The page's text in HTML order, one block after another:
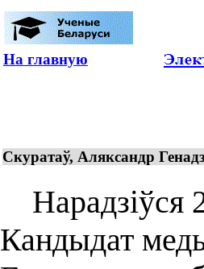
На главную
Скуратаў, Аляксандр
Нарадзіўся
Кандыдат